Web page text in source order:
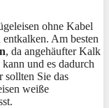
ohne Kabel
entkalken. Am besten
, da angehäufter Kalk
und es dadurch
sollten Sie das
weiße